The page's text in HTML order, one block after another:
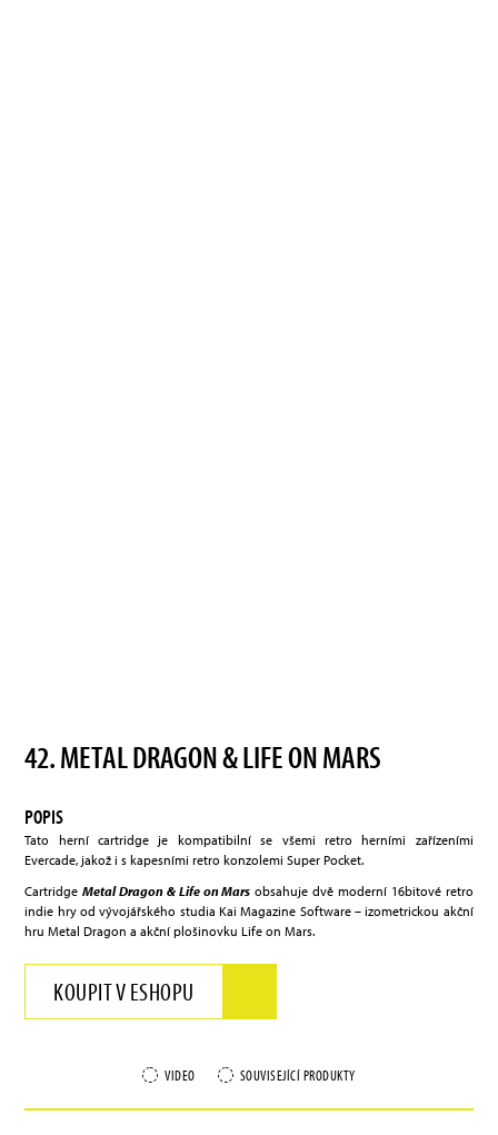
42. METAL DRAGON & LIFE ON MARS
POPIS
Tato herní cartridge je kompatibilní se všemi retro herními zařízeními
Evercade, jakož i s kapesními retro konzolemi Super Pocket.
CartridgeMetal Dragon & Life on Mars obsahuje dvě moderní 16bitové retro
indie hry od vývojářského studia Kai Magazine Software – izometrickou akční
hru Metal Dragon a akční plošinovku Life on Mars.
KOUPIT V ESHOPU
VIDEO SOUVISEJÍCÍ PRODUKTY